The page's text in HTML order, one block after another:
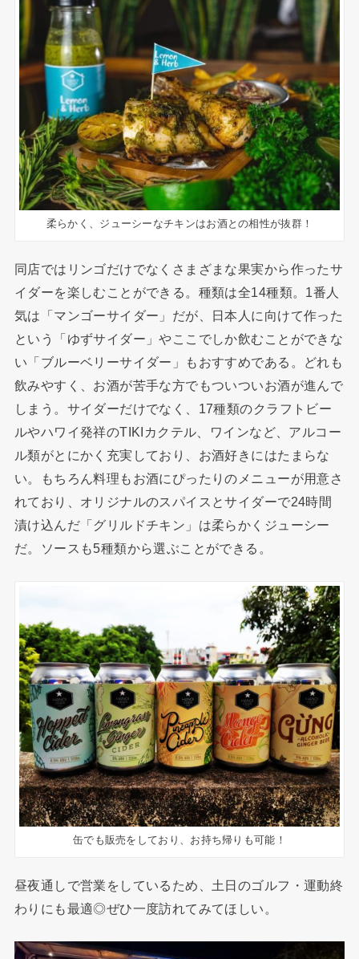
柔らかく、ジューシーなチキンはお酒との相性が抜群！
同店ではリンゴだけでなくさまざまな果実から作ったサ
イダーを楽しむことができる。種類は全14種類。1番人
気は「マンゴーサイダー」だが、日本人に向けて作った
という「ゆずサイダー」やここでしか飲むことができな
い「ブルーベリーサイダー」もおすすめである。どれも
飲みやすく、お酒が苦手な方でもついついお酒が進んで
しまう。サイダーだけでなく、17種類のクラフトビー
ルやハワイ発祥のTIKIカクテル、ワインなど、アルコー
ル類がとにかく充実しており、お酒好きにはたまらな
い。もちろん料理もお酒にぴったりのメニューが用意さ
れており、オリジナルのスパイスとサイダーで24時間
漬け込んだ「グリルドチキン」は柔らかくジューシー
だ。ソースも5種類から選ぶことができる。
缶でも販売をしており、お持ち帰りも可能！
昼夜通しで営業をしているため、土日のゴルフ・運動終
わりにも最適◎ぜひ一度訪れてみてほしい。